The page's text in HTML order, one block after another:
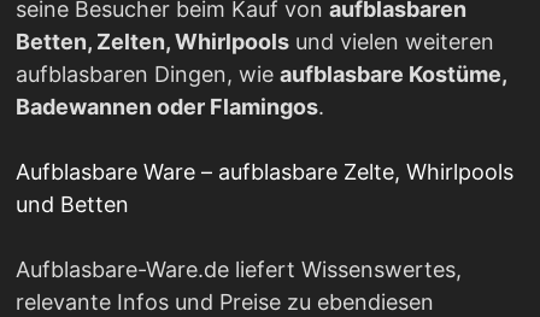
seine Besucher beim Kauf von aufblasbaren
Betten, Zelten, Whirlpoolsund vielen weiteren
aufblasbaren Dingen, wie aufblasbare Kostüme,
Badewannen oder Flamingos.
Aufblasbare Ware – aufblasbare Zelte, Whirlpools
und Betten
Aufblasbare-Ware.de liefert Wissenswertes,
relevante Infos und Preise zu ebendiesen